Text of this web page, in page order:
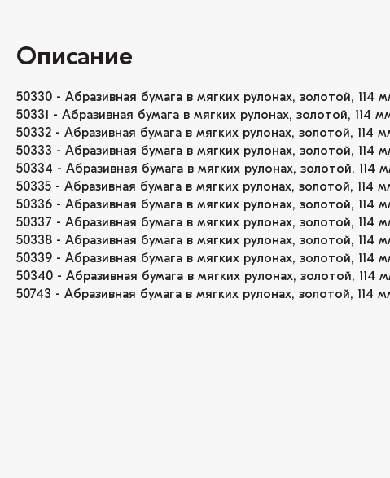
Описание
50330 - Абразивная бумага в мягких рулонах, золотой, 114
50331 - Абразивная бумага в мягких рулонах, золотой, 114
50332 - Абразивная бумага в мягких рулонах, золотой, 114
50333 - Абразивная бумага в мягких рулонах, золотой, 114
50334 - Абразивная бумага в мягких рулонах, золотой, 114
50335 - Абразивная бумага в мягких рулонах, золотой, 114
50336 - Абразивная бумага в мягких рулонах, золотой, 114
50337 - Абразивная бумага в мягких рулонах, золотой, 114
50338 - Абразивная бумага в мягких рулонах, золотой, 114
50339 - Абразивная бумага в мягких рулонах, золотой, 114
50340 - Абразивная бумага в мягких рулонах, золотой, 114
50743 - Абразивная бумага в мягких рулонах, золотой, 114